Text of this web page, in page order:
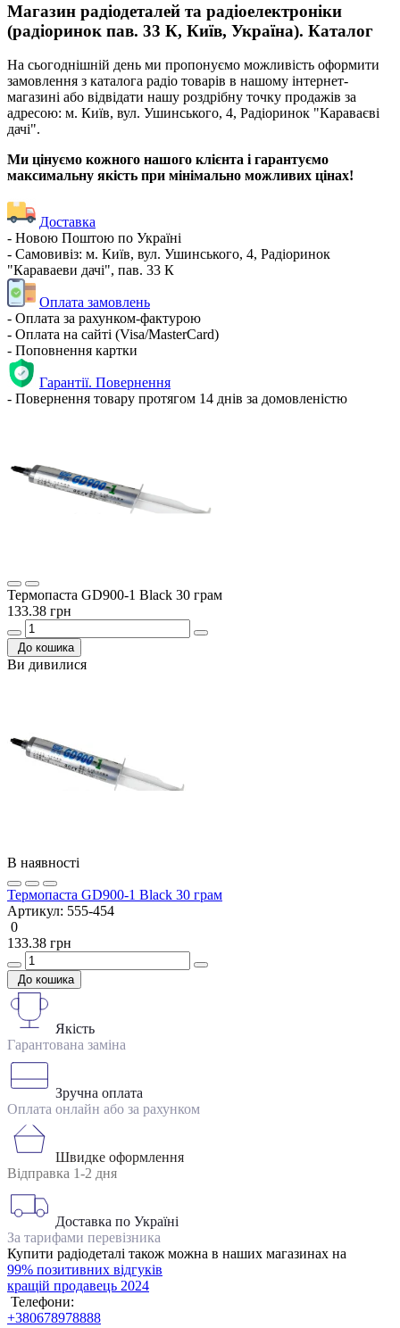
Магазин радіодеталей та радіоелектроніки
(радіоринок пав. 33 К, Київ, Україна). Каталог
На сьогоднішній день ми пропонуємо можливість оформити
замовлення з каталога радіо товарів в нашому інтернет-
магазині або відвідати нашу роздрібну точку продажів за
адресою: м. Київ, вул. Ушинського, 4, Радіоринок "Караваєві
дачі".
Ми цінуємо кожного нашого клієнта і гарантуємо
максимальну якість при мінімально можливих цінах!
Доставка
- Новою Поштою по Україні
- Самовивіз: м. Київ, вул. Ушинського, 4, Радіоринок
"Караваеви дачі", пав. 33 К
Оплата замовлень
- Оплата за рахунком-фактурою
- Оплата на сайті (Visa/MasterCard)
- Поповнення картки
Гарантії. Повернення
- Повернення товару протягом 14 днів за домовленістю
Термопаста GD900-1 Black 30 грам
133.38 грн
До кошика
Ви дивилися
В наявності
Термопаста GD900-1 Black 30 грам
Артикул: 555-454
0
133.38 грн
До кошика
Якість
Гарантована заміна
Зручна оплата
Оплата онлайн або за рахунком
Швидке оформлення
Відправка 1-2 дня
Доставка по Україні
За тарифами перевізника
Купити радіодеталі також можна в наших магазинах на
99% позитивних відгуків
кращій продавець 2024
Телефони:
+380678978888